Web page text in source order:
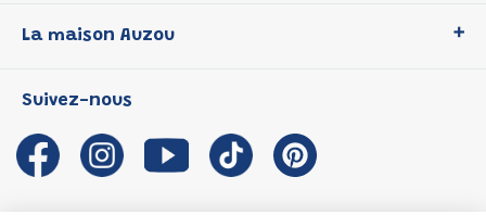
P'tit Loup
Les Influenceuses
Migali
Petite Taupe
La maison Auzou
Notre histoire
Auzou s'engage
Auteurs et illustrateurs Auzou
Suivez-nous